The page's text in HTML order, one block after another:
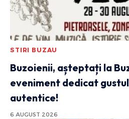
STIRI BUZAU
Buzoienii, așteptați la
eveniment dedicat
autentice!
6 AUGUST 2026